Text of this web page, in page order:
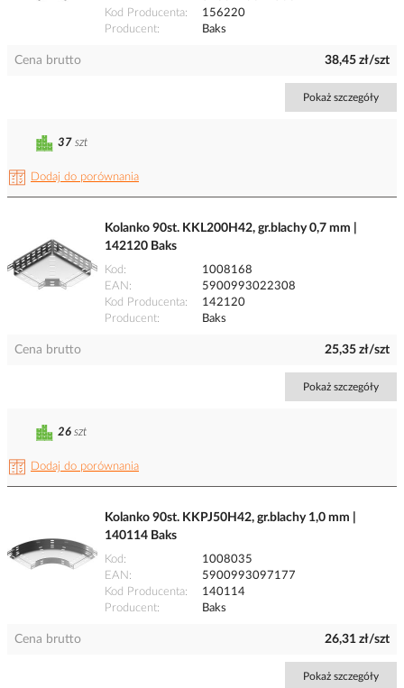
Kod Producenta
156220
Producent
Baks
Cena brutto 38,45 zł/szt
Pokaż szczegóły
Dodaj do porównania
37 szt
Kolanko 90st. KKL200H42, gr.blachy 0,7 mm |
142120 Baks
Kod
1008168
EAN
5900993022308
Kod Producenta
142120
Producent
Baks
Cena brutto 25,35 zł/szt
Pokaż szczegóły
Dodaj do porównania
26 szt
Kolanko 90st. KKPJ50H42, gr.blachy 1,0 mm |
140114 Baks
Kod
1008035
EAN
5900993097177
Kod Producenta
140114
Producent
Baks
Cena brutto 26,31 zł/szt
Pokaż szczegóły